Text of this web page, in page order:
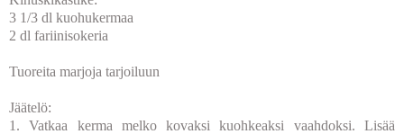
3 1/3 dl kuohukermaa
2 dl fariinisokeria
Tuoreita marjoja tarjoiluun
Jäätelö:
1. Vatkaa kerma melko kovaksi kuohkeaksi vaahdoksi. Lisää